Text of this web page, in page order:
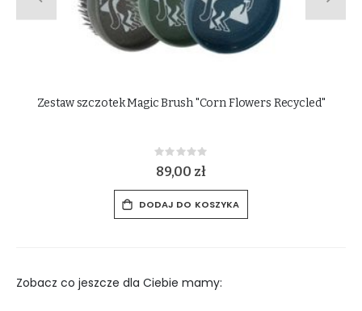
Gąbka Waldhausen
Rating:
0%
9,00 zł
DODAJ DO KOSZYKA
Zobacz co jeszcze dla Ciebie mamy: